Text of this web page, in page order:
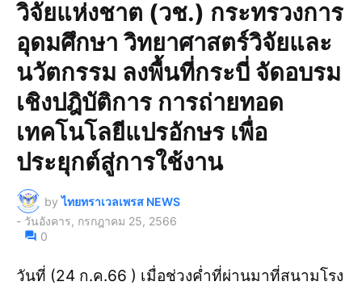
วิจัยแห่งชาต (วช.) กระทรวงการ
อุดมศึกษา วิทยาศาสตร์วิจัยและ
นวัตกรรม ลงพื้นที่กระบี่ จัดอบรม
เชิงปฎิบัติการ การถ่ายทอด
เทคโนโลยีแปรอักษร เพื่อ
ประยุกต์สู่การใช้งาน
by ไทยทราเวลเพรส NEWS
- วันอังคาร, กรกฎาคม 25, 2566
0
วันที่ (24 ก.ค.66 ) เมื่อช่วงค่ำที่ผ่านมาที่สนามโรง